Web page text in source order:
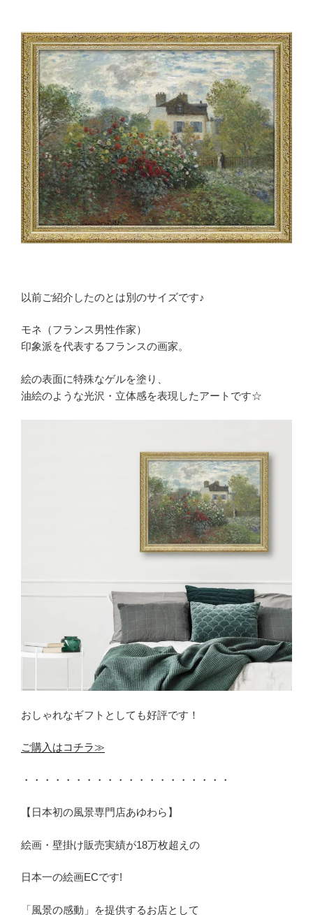
以前ご紹介したのとは別のサイズです♪
モネ（フランス男性作家）
印象派を代表するフランスの画家。
絵の表面に特殊なゲルを塗り、
油絵のような光沢・立体感を表現したアートです☆
おしゃれなギフトとしても好評です！
ご購入はコチラ≫
・・・・・・・・・・・・・・・・・・・・
【日本初の風景専門店あゆわら】
絵画・壁掛け販売実績が18万枚超えの
日本一の絵画ECです!
「風景の感動」を提供するお店として